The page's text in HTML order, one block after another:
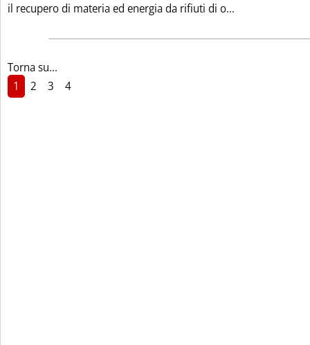
il recupero di materia ed energia da rifiuti di o...
Torna su...
1
2 3 4